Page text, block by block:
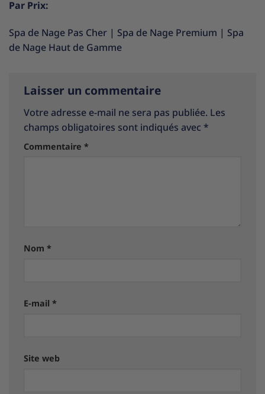
Par Prix:
Spa de Nage Pas Cher | Spa de Nage Premium | Spa
de Nage Haut de Gamme
Laisser un commentaire
Votre adresse e-mail ne sera pas publiée. Les
champs obligatoires sont indiqués avec *
Commentaire *
Nom *
E-mail *
Site web